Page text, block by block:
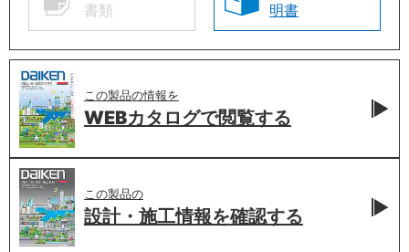
書類
明書
この製品の情報を
WEBカタログで閲覧する
この製品の
設計・施工情報を確認する